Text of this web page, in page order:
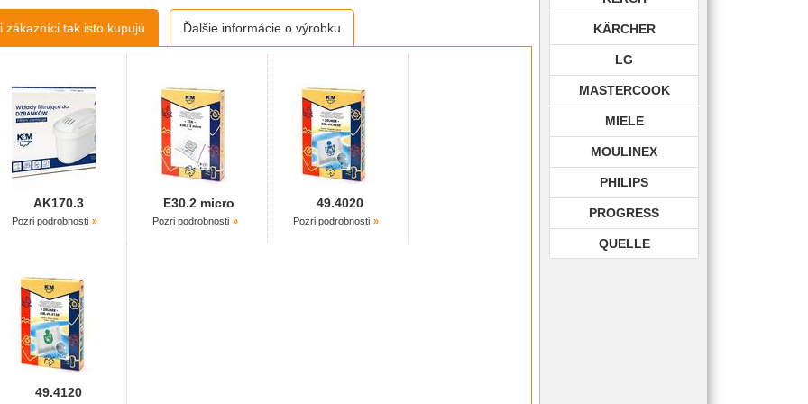
zákazníci tak isto kupujú Ďalšie informácie o výrobku
AK170.3
Pozri podrobnosti
E30.2 micro
Pozri podrobnosti
49.4020
Pozri podrobnosti
49.4120
KÄRCHER
LG
MASTERCOOK
MIELE
MOULINEX
PHILIPS
PROGRESS
QUELLE